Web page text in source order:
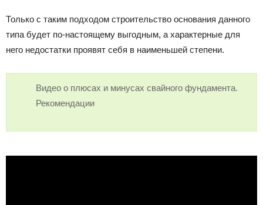
Только с таким подходом строительство основания данного
типа будет по-настоящему выгодным, а характерные для
него недостатки проявят себя в наименьшей степени.
Видео о плюсах и минусах свайного фундамента.
Рекомендации